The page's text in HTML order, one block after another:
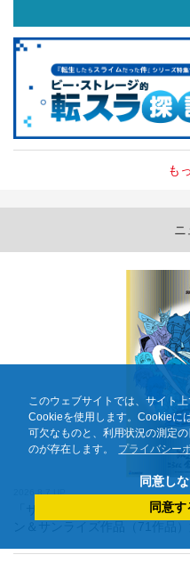
このウェブサイトでは、サイト
Cookieを使用します。Cookieに
可欠なものと、利用状況の測定
のが存在します。
プライバシー
同意し
同意す
も
ニ
「サンライズ50周年」ポスタ
ン＆サンライズ作品（71作品